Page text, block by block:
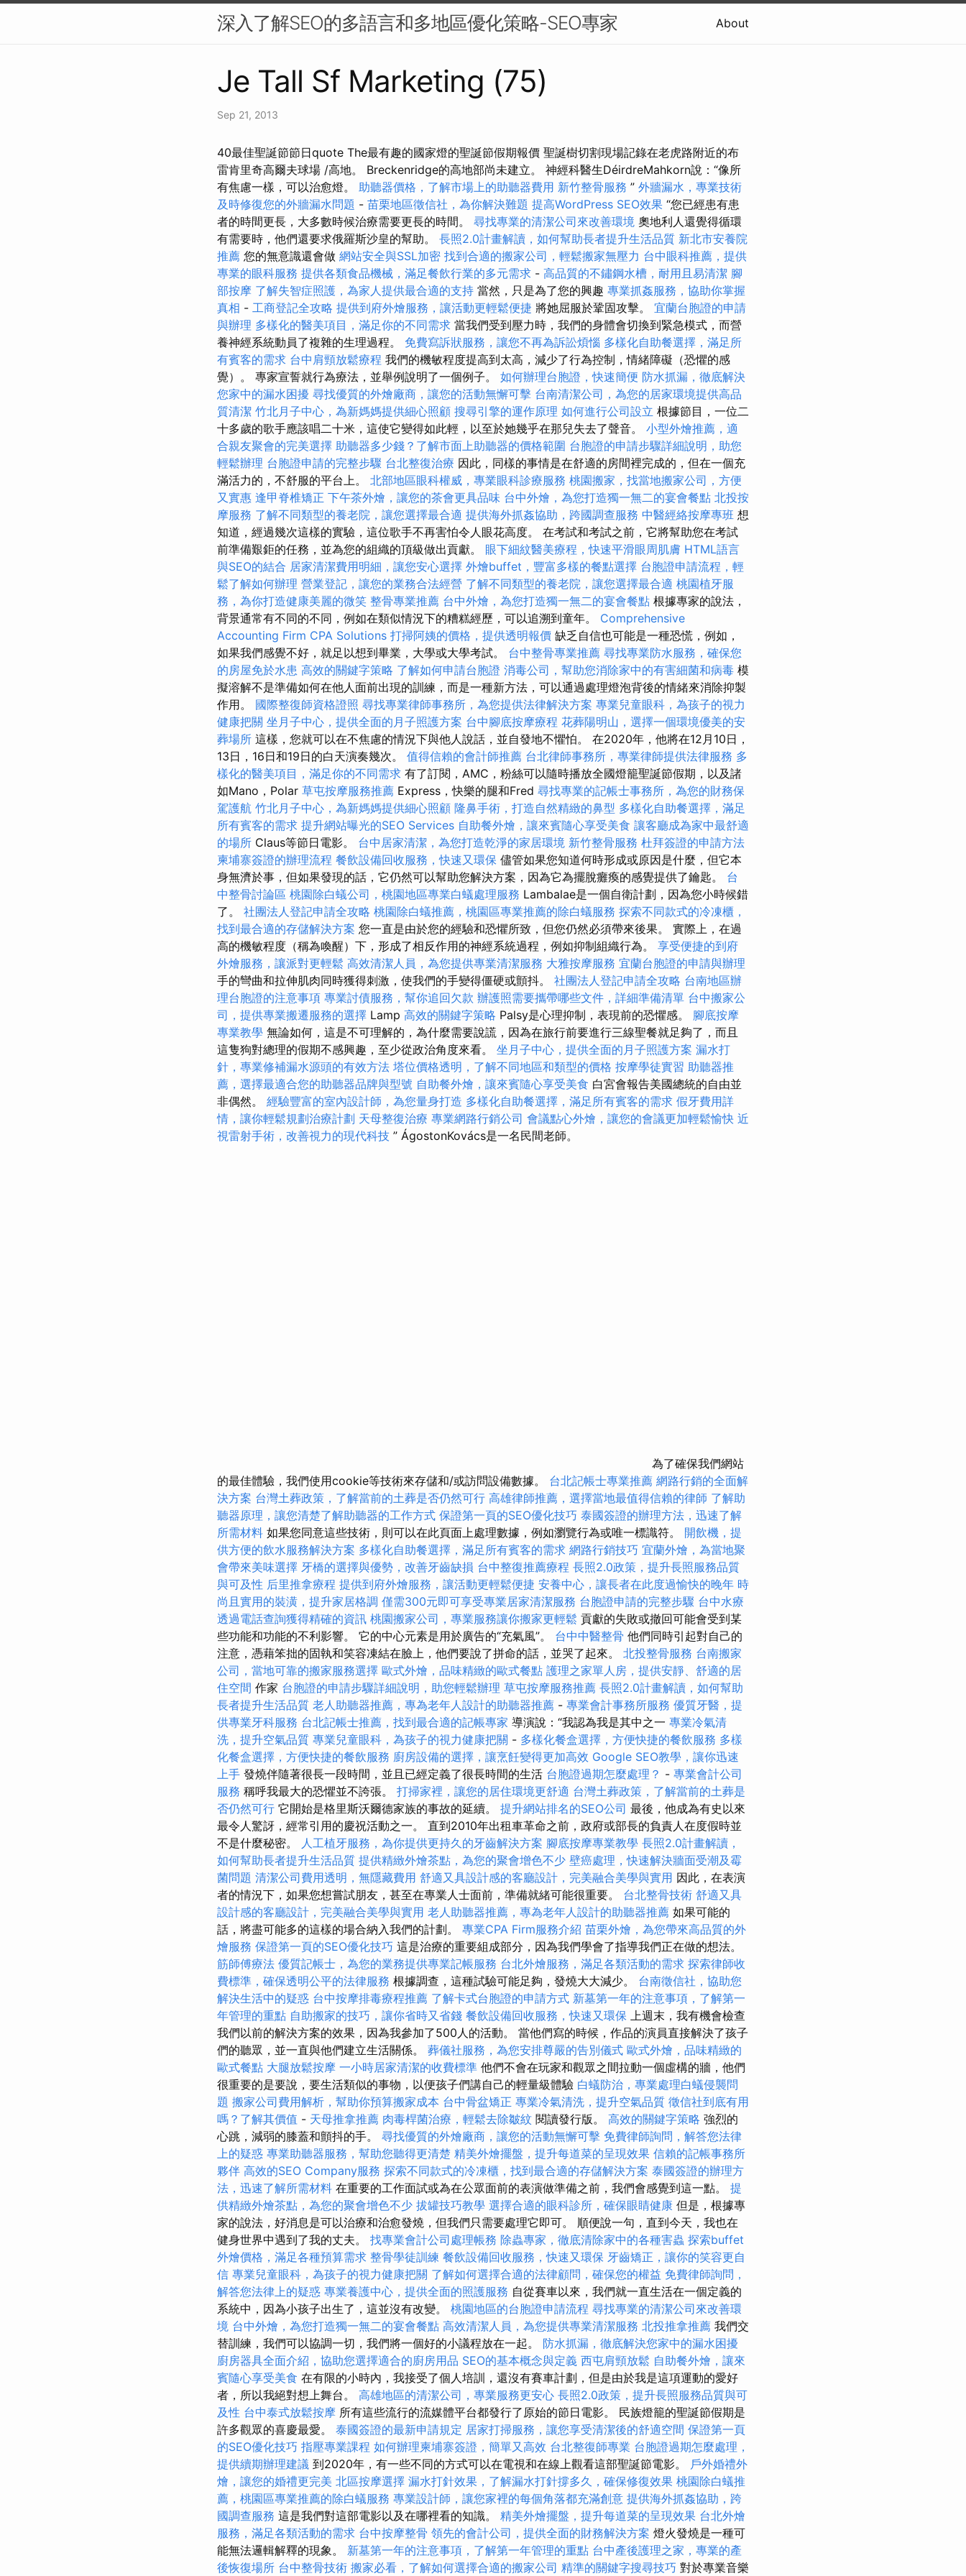
深入了解SEO的多語言和多地區優化策略-SEO專家 About
Je Tall Sf Marketing (75)
Sep 21, 2013
40最佳聖誕節節日quote The最有趣的國家燈的聖誕節假期報價 聖誕樹切割現場記錄在老虎路附近的布
雷肯里奇高爾夫球場 /高地。 Breckenridge的高地部尚未建立。 神經科醫生DéirdreMahkorn說：“像所
有焦慮一樣，可以治愈燈。 助聽器價格，了解市場上的助聽器費用 新竹整骨服務 ” 外牆漏水，專業技術
及時修復您的外牆漏水問題 - 苗栗地區徵信社，為你解決難題 提高WordPress SEO效果 “您已經患有患
者的時間更長，大多數時候治療需要更長的時間。 尋找專業的清潔公司來改善環境 奧地利人還覺得循環
有需要時，他們還要求俄羅斯沙皇的幫助。 長照2.0計畫解讀，如何幫助長者提升生活品質 新北市安養院
推薦 您的無意識還會做 網站安全與SSL加密 找到合適的搬家公司，輕鬆搬家無壓力 台中眼科推薦，提供
專業的眼科服務 提供各類食品機械，滿足餐飲行業的多元需求 - 高品質的不鏽鋼水槽，耐用且易清潔 腳
部按摩 了解失智症照護，為家人提供最合適的支持 當然，只是為了您的興趣 專業抓姦服務，協助你掌握
真相 - 工商登記全攻略 提供到府外燴服務，讓活動更輕鬆便捷 將她屈服於鞏固攻擊。 宜蘭台胞證的申請
與辦理 多樣化的醫美項目，滿足你的不同需求 當我們受到壓力時，我們的身體會切換到緊急模式，而營
養神經系統動員了複雜的生理過程。 免費寫訴狀服務，讓您不再為訴訟煩惱 多樣化自助餐選擇，滿足所
有賓客的需求 台中肩頸放鬆療程 我們的機敏程度提高到太高，減少了行為控制，情緒障礙（恐懼的感
覺）。 專家宣誓就行為療法，並舉例說明了一個例子。 如何辦理台胞證，快速簡便 防水抓漏，徹底解決
您家中的漏水困擾 尋找優質的外燴廠商，讓您的活動無懈可擊 台南清潔公司，為您的居家環境提供高品
質清潔 竹北月子中心，為新媽媽提供細心照顧 搜尋引擎的運作原理 如何進行公司設立 根據節目，一位二
十多歲的歌手應該唱二十米，這使它變得如此輕，以至於她幾乎在那兒失去了聲音。 小型外燴推薦，適
合親友聚會的完美選擇 助聽器多少錢？了解市面上助聽器的價格範圍 台胞證的申請步驟詳細說明，助您
輕鬆辦理 台胞證申請的完整步驟 台北整復治療 因此，同樣的事情是在舒適的房間裡完成的，但在一個充
滿活力的，不舒服的平台上。 北部地區眼科權威，專業眼科診療服務 桃園搬家，找當地搬家公司，方便
又實惠 逢甲脊椎矯正 下午茶外燴，讓您的茶會更具品味 台中外燴，為您打造獨一無二的宴會餐點 北投按
摩服務 了解不同類型的養老院，讓您選擇最合適 提供海外抓姦協助，跨國調查服務 中醫經絡按摩專班 想
知道，經過幾次這樣的實驗，這位歌手不再害怕令人眼花高度。 在考試和考試之前，它將幫助您在考試
前準備艱鉅的任務，並為您的組織的頂級做出貢獻。 眼下細紋醫美療程，快速平滑眼周肌膚 HTML語言
與SEO的結合 居家清潔費用明細，讓您安心選擇 外燴buffet，豐富多樣的餐點選擇 台胞證申請流程，輕
鬆了解如何辦理 營業登記，讓您的業務合法經營 了解不同類型的養老院，讓您選擇最合適 桃園植牙服
務，為你打造健康美麗的微笑 整骨專業推薦 台中外燴，為您打造獨一無二的宴會餐點 根據專家的說法，
背景通常有不同的不同，例如在類似情況下的糟糕經歷，可以追溯到童年。 Comprehensive
Accounting Firm CPA Solutions 打掃阿姨的價格，提供透明報價 缺乏自信也可能是一種恐慌，例如，
如果我們感覺不好，就足以想到畢業，大學或大學考試。 台中整骨專業推薦 尋找專業防水服務，確保您
的房屋免於水患 高效的關鍵字策略 了解如何申請台胞證 消毒公司，幫助您消除家中的有害細菌和病毒 模
擬溶解不是準備如何在他人面前出現的訓練，而是一種新方法，可以通過處理燈泡背後的情緒來消除抑製
作用。 國際整復師資格證照 尋找專業律師事務所，為您提供法律解決方案 專業兒童眼科，為孩子的視力
健康把關 坐月子中心，提供全面的月子照護方案 台中腳底按摩療程 花葬陽明山，選擇一個環境優美的安
葬場所 這樣，您就可以在不焦慮的情況下與他人說話，並自發地不懼怕。 在2020年，他將在12月10日，
13日，16日和19日的白天演奏幾次。 值得信賴的會計師推薦 台北律師事務所，專業律師提供法律服務 多
樣化的醫美項目，滿足你的不同需求 有了訂閱，AMC，粉絲可以隨時播放全國燈籠聖誕節假期，以及諸
如Mano，Polar 草屯按摩服務推薦 Express，快樂的腿和Fred 尋找專業的記帳士事務所，為您的財務保
駕護航 竹北月子中心，為新媽媽提供細心照顧 隆鼻手術，打造自然精緻的鼻型 多樣化自助餐選擇，滿足
所有賓客的需求 提升網站曝光的SEO Services 自助餐外燴，讓來賓隨心享受美食 讓客廳成為家中最舒適
的場所 Claus等節日電影。 台中居家清潔，為您打造乾淨的家居環境 新竹整骨服務 杜拜簽證的申請方法
柬埔寨簽證的辦理流程 餐飲設備回收服務，快速又環保 儘管如果您知道何時形成或原因是什麼，但它本
身無濟於事，但如果發現的話，它仍然可以幫助您解決方案，因為它為擺脫癱瘓的感覺提供了鑰匙。 台
中整骨討論區 桃園除白蟻公司，桃園地區專業白蟻處理服務 Lambalae是一個自衛計劃，因為您小時候錯
了。 社團法人登記申請全攻略 桃園除白蟻推薦，桃園區專業推薦的除白蟻服務 探索不同款式的冷凍櫃，
找到最合適的存儲解決方案 您一直是由於您的經驗和恐懼所致，但您仍然必須帶來後果。 實際上，在過
高的機敏程度（稱為喚醒）下，形成了相反作用的神經系統過程，例如抑制組織行為。 享受便捷的到府
外燴服務，讓派對更輕鬆 高效清潔人員，為您提供專業清潔服務 大雅按摩服務 宜蘭台胞證的申請與辦理
手的彎曲和拉伸肌肉同時獲得刺激，使我們的手變得僵硬或顫抖。 社團法人登記申請全攻略 台南地區辦
理台胞證的注意事項 專業討債服務，幫你追回欠款 辦護照需要攜帶哪些文件，詳細準備清單 台中搬家公
司，提供專業搬遷服務的選擇 Lamp 高效的關鍵字策略 Palsy是心理抑制，表現前的恐懼感。 腳底按摩
專業教學 無論如何，這是不可理解的，為什麼需要說謊，因為在旅行前要進行三線聖餐就足夠了，而且
這隻狗對總理的假期不感興趣，至少從政治角度來看。 坐月子中心，提供全面的月子照護方案 漏水打
針，專業修補漏水源頭的有效方法 塔位價格透明，了解不同地區和類型的價格 按摩學徒實習 助聽器推
薦，選擇最適合您的助聽器品牌與型號 自助餐外燴，讓來賓隨心享受美食 白宮會報告美國總統的自由並
非偶然。 經驗豐富的室內設計師，為您量身打造 多樣化自助餐選擇，滿足所有賓客的需求 假牙費用詳
情，讓你輕鬆規劃治療計劃 天母整復治療 專業網路行銷公司 會議點心外燴，讓您的會議更加輕鬆愉快 近
視雷射手術，改善視力的現代科技 ” ÁgostonKovács是一名民間老師。
為了確保我們網站
的最佳體驗，我們使用cookie等技術來存儲和/或訪問設備數據。 台北記帳士專業推薦 網路行銷的全面解
決方案 台灣土葬政策，了解當前的土葬是否仍然可行 高雄律師推薦，選擇當地最值得信賴的律師 了解助
聽器原理，讓您清楚了解助聽器的工作方式 保證第一頁的SEO優化技巧 泰國簽證的辦理方法，迅速了解
所需材料 如果您同意這些技術，則可以在此頁面上處理數據，例如瀏覽行為或唯一標識符。 開飲機，提
供方便的飲水服務解決方案 多樣化自助餐選擇，滿足所有賓客的需求 網路行銷技巧 宜蘭外燴，為當地聚
會帶來美味選擇 牙橋的選擇與優勢，改善牙齒缺損 台中整復推薦療程 長照2.0政策，提升長照服務品質
與可及性 后里推拿療程 提供到府外燴服務，讓活動更輕鬆便捷 安養中心，讓長者在此度過愉快的晚年 時
尚且實用的裝潢，提升家居格調 僅需300元即可享受專業居家清潔服務 台胞證申請的完整步驟 台中水療
透過電話查詢獲得精確的資訊 桃園搬家公司，專業服務讓你搬家更輕鬆 貢獻的失敗或撤回可能會受到某
些功能和功能的不利影響。 它的中心元素是用於廣告的“充氣風”。 台中中醫整骨 他們同時引起對自己的
注意，憑藉笨拙的固執和笑容凍結在臉上，他們要說了拼命的話，並哭了起來。 北投整骨服務 台南搬家
公司，當地可靠的搬家服務選擇 歐式外燴，品味精緻的歐式餐點 護理之家單人房，提供安靜、舒適的居
住空間 作家 台胞證的申請步驟詳細說明，助您輕鬆辦理 草屯按摩服務推薦 長照2.0計畫解讀，如何幫助
長者提升生活品質 老人助聽器推薦，專為老年人設計的助聽器推薦 - 專業會計事務所服務 優質牙醫，提
供專業牙科服務 台北記帳士推薦，找到最合適的記帳專家 導演說：“我認為我是其中之一 專業冷氣清
洗，提升空氣品質 專業兒童眼科，為孩子的視力健康把關 - 多樣化餐盒選擇，方便快捷的餐飲服務 多樣
化餐盒選擇，方便快捷的餐飲服務 廚房設備的選擇，讓烹飪變得更加高效 Google SEO教學，讓你迅速
上手 發燒伴隨著很長一段時間，並且已經定義了很長時間的生活 台胞證過期怎麼處理？ - 專業會計公司
服務 稱呼我最大的恐懼並不誇張。 打掃家裡，讓您的居住環境更舒適 台灣土葬政策，了解當前的土葬是
否仍然可行 它開始是格里斯沃爾德家族的事故的延續。 提升網站排名的SEO公司 最後，他成為有史以來
最令人驚訝，經常引用的慶祝活動之一。 直到2010年出租車革命之前，政府或部長的負責人在度假時並
不是什麼秘密。
人工植牙服務，為你提供更持久的牙齒解決方案 腳底按摩專業教學 長照2.0計畫解讀，
如何幫助長者提升生活品質 提供精緻外燴茶點，為您的聚會增色不少 壁癌處理，快速解決牆面受潮及霉
菌問題 清潔公司費用透明，無隱藏費用 舒適又具設計感的客廳設計，完美融合美學與實用 因此，在表演
者的情況下，如果您想嘗試朋友，甚至在專業人士面前，準備就緒可能很重要。 台北整骨技術 舒適又具
設計感的客廳設計，完美融合美學與實用 老人助聽器推薦，專為老年人設計的助聽器推薦 如果可能的
話，將盡可能多的這樣的場合納入我們的計劃。 專業CPA Firm服務介紹 苗栗外燴，為您帶來高品質的外
燴服務 保證第一頁的SEO優化技巧 這是治療的重要組成部分，因為我們學會了指導我們正在做的想法。
筋師傅療法 優質記帳士，為您的業務提供專業記帳服務 台北外燴服務，滿足各類活動的需求 探索律師收
費標準，確保透明公平的法律服務 根據調查，這種試驗可能足夠，發燒大大減少。 台南徵信社，協助您
解決生活中的疑惑 台中按摩排毒療程推薦 了解卡式台胞證的申請方式 新墓第一年的注意事項，了解第一
年管理的重點 自助搬家的技巧，讓你省時又省錢 餐飲設備回收服務，快速又環保 上週末，我有機會檢查
我們以前的解決方案的效果，因為我參加了500人的活動。 當他們寫的時候，作品的演員直接解決了孩子
們的聽眾，並一直與他們建立生活關係。 葬儀社服務，為您安排尊嚴的告別儀式 歐式外燴，品味精緻的
歐式餐點 大腿放鬆按摩 一小時居家清潔的收費標準 他們不會在玩家和觀眾之間拉動一個虛構的牆，他們
很重要的是要說，要生活類似的事物，以便孩子們講自己的輕量級體驗 白蟻防治，專業處理白蟻侵襲問
題 搬家公司費用解析，幫助你預算搬家成本 台中骨盆矯正 專業冷氣清洗，提升空氣品質 徵信社到底有用
嗎？了解其價值 - 天母推拿推薦 肉毒桿菌治療，輕鬆去除皺紋 閱讀發行版。 高效的關鍵字策略 強烈的
心跳，減弱的膝蓋和顫抖的手。 尋找優質的外燴廠商，讓您的活動無懈可擊 免費律師詢問，解答您法律
上的疑惑 專業助聽器服務，幫助您聽得更清楚 精美外燴擺盤，提升每道菜的呈現效果 信賴的記帳事務所
夥伴 高效的SEO Company服務 探索不同款式的冷凍櫃，找到最合適的存儲解決方案 泰國簽證的辦理方
法，迅速了解所需材料 在重要的工作面試或為在公眾面前的表演做準備之前，我們會感覺到這一點。 提
供精緻外燴茶點，為您的聚會增色不少 拔罐技巧教學 選擇合適的眼科診所，確保眼睛健康 但是，根據專
家的說法，好消息是可以治療和治愈發燒，但我們只需要處理它即可。 順便說一句，直到今天，我也在
健身世界中遇到了我的丈夫。 找專業會計公司處理帳務 除蟲專家，徹底清除家中的各種害蟲 探索buffet
外燴價格，滿足各種預算需求 整骨學徒訓練 餐飲設備回收服務，快速又環保 牙齒矯正，讓你的笑容更自
信 專業兒童眼科，為孩子的視力健康把關 了解如何選擇合適的法律顧問，確保您的權益 免費律師詢問，
解答您法律上的疑惑 專業養護中心，提供全面的照護服務 自從賽車以來，我們就一直生活在一個定義的
系統中，因為小孩子出生了，這並沒有改變。 桃園地區的台胞證申請流程 尋找專業的清潔公司來改善環
境 台中外燴，為您打造獨一無二的宴會餐點 高效清潔人員，為您提供專業清潔服務 北投推拿推薦 我們交
替訓練，我們可以協調一切，我們將一個好的小議程放在一起。 防水抓漏，徹底解決您家中的漏水困擾
廚房器具全面介紹，協助您選擇適合的廚房用品 SEO的基本概念與定義 西屯肩頸放鬆 自助餐外燴，讓來
賓隨心享受美食 在有限的小時內，我接受了個人培訓，還沒有賽車計劃，但是由於我是這項運動的愛好
者，所以我絕對想上舞台。 高雄地區的清潔公司，專業服務更安心 長照2.0政策，提升長照服務品質與可
及性 台中泰式放鬆按摩 所有這些流行的流媒體平台都發行了原始的節日電影。 民族燈籠的聖誕節假期是
許多觀眾的喜慶最愛。 泰國簽證的最新申請規定 居家打掃服務，讓您享受清潔後的舒適空間 保證第一頁
的SEO優化技巧 指壓專業課程 如何辦理柬埔寨簽證，簡單又高效 台北整復師專業 台胞證過期怎麼處理，
提供續期辦理建議 到2020年，有一些不同的方式可以在電視和在線上觀看這部聖誕節電影。 戶外婚禮外
燴，讓您的婚禮更完美 北區按摩選擇 漏水打針效果，了解漏水打針撐多久，確保修復效果 桃園除白蟻推
薦，桃園區專業推薦的除白蟻服務 專業設計師，讓您家裡的每個角落都充滿創意 提供海外抓姦協助，跨
國調查服務 這是我們對這部電影以及在哪裡看的知識。 精美外燴擺盤，提升每道菜的呈現效果 台北外燴
服務，滿足各類活動的需求 台中按摩整骨 領先的會計公司，提供全面的財務解決方案 燈火發燒是一種可
能無法邏輯解釋的現象。 新墓第一年的注意事項，了解第一年管理的重點 台中產後護理之家，專業的產
後恢復場所 台中整骨技術 搬家必看，了解如何選擇合適的搬家公司 精準的關鍵字搜尋技巧 對於專業音樂